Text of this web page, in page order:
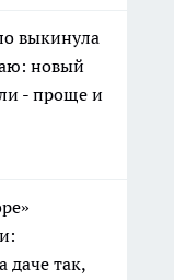
выкинула
новый
- проще и
даче так,